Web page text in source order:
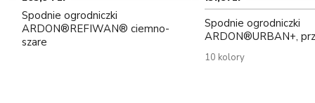
Spodnie ogrodniczki
ARDON®REFIWAN® ciemno-
szare
Spodnie ogrodniczki
ARDON®URBAN+,
10 kolory